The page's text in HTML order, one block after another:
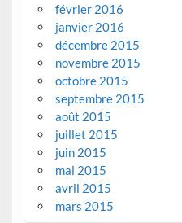
février 2016
janvier 2016
décembre 2015
novembre 2015
octobre 2015
septembre 2015
août 2015
juillet 2015
juin 2015
mai 2015
avril 2015
mars 2015